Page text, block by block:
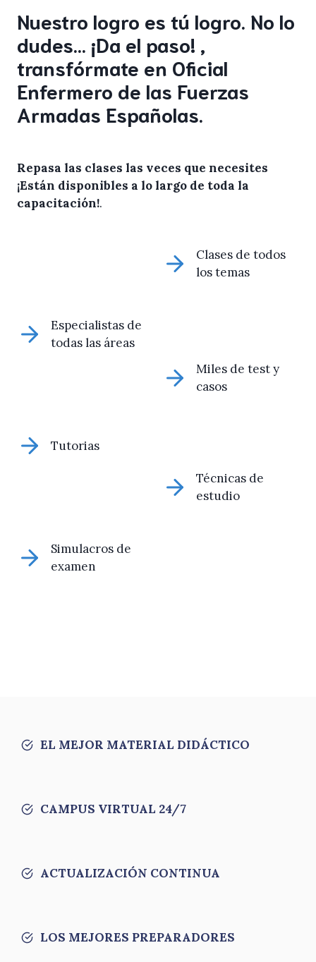
Nuestro logro es tú logro. No lo
dudes… ¡Da el paso! ,
transfórmate en Oficial
Enfermero de las Fuerzas
Armadas Españolas.
Repasa las clases las veces que necesites
¡Están disponibles a lo largo de toda la
capacitación!.
Clases de todos
los temas
Especialistas de
todas las áreas
Miles de test y
casos
Tutorias
Técnicas de
estudio
Simulacros de
examen
EL MEJOR MATERIAL DIDÁCTICO
CAMPUS VIRTUAL 24/7
ACTUALIZACIÓN CONTINUA
LOS MEJORES PREPARADORES